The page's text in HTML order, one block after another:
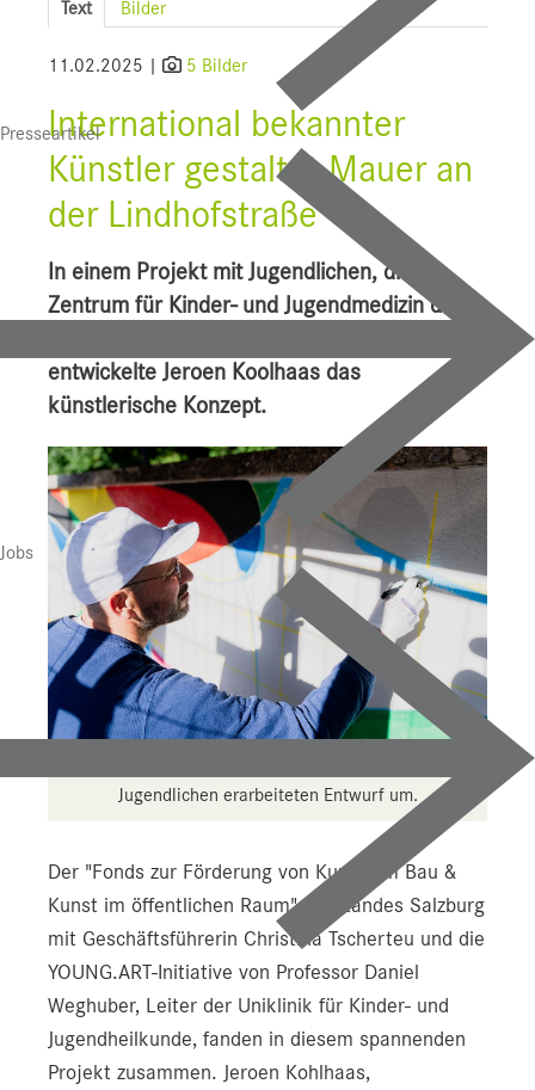
Presseartikel
Jobs
UI f. Sportmedizin
Pressebilder
Pressekontakt
Text Bilder
11.02.2025 | 5 Bilder
International bekannter
Künstler gestaltet Mauer an
der Lindhofstraße
In einem Projekt mit Jugendlichen, die am
Zentrum für Kinder- und Jugendmedizin des
entwickelte Jeroen Koolhaas das
künstlerische Konzept.
Jugendlichen erarbeiteten Entwurf um.
Der "Fonds zur Förderung von Kunst am Bau &
Kunst im öffentlichen Raum" des Landes Salzburg
mit Geschäftsführerin Christina Tscherteu und die
YOUNG.ART-Initiative von Professor Daniel
Weghuber, Leiter der Uniklinik für Kinder- und
Jugendheilkunde, fanden in diesem spannenden
Projekt zusammen. Jeroen Kohlhaas,